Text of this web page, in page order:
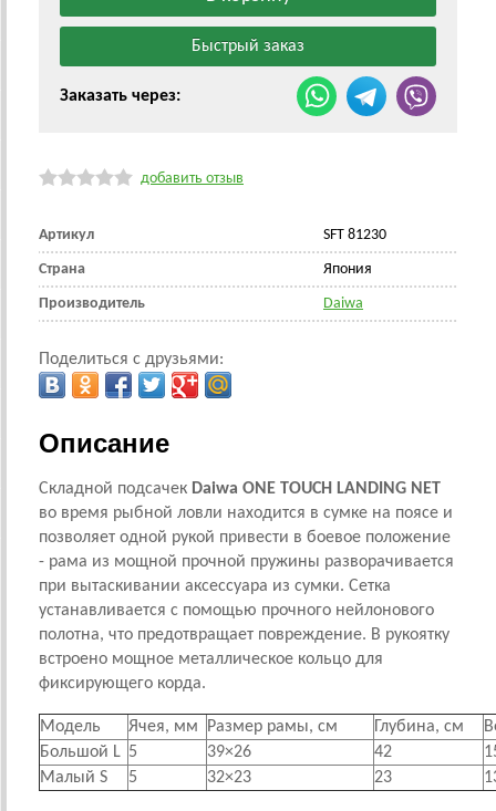
Заказать через:
добавить отзыв
Артикул SFT 81230
Страна Япония
Производитель Daiwa
Поделиться с друзьями:
Описание
Складной подсачек Daiwa ONE TOUCH LANDING NET
во время рыбной ловли находится в сумке на поясе и
позволяет одной рукой привести в боевое положение
- рама из мощной прочной пружины разворачивается
при вытаскивании аксессуара из сумки. Сетка
устанавливается с помощью прочного нейлонового
полотна, что предотвращает повреждение. В рукоятку
встроено мощное металлическое кольцо для
фиксирующего корда.
Модель Ячея, мм Размер рамы, см Глубина, см
Большой L 5 39×26 42
Малый S
5 32×23 23